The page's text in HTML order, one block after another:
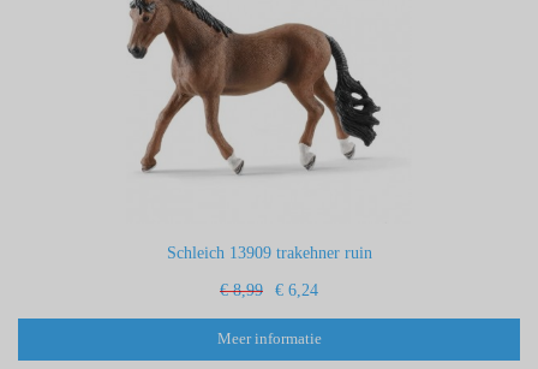
Schleich 13909 trakehner ruin
€ 8,99 € 6,24
Meer informatie